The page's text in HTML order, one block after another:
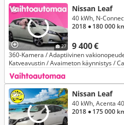
27
Nissan Leaf
9 400 €
40 kWh, N-
2018 ● 180 000
360-Kamera / Adaptiivinen
Katveavustin / Avaimeton käynnistys /
videoesittely myyjältä!
Nissan Leaf
40 kWh, Acenta
2018 ● 175 000